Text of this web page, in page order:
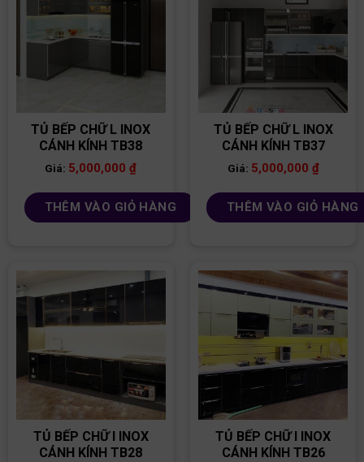
TỦ BẾP CHỮ L INOX
CÁNH KÍNH TB38
Giá: 5,000,000₫
THÊM VÀO GIỎ HÀNG
TỦ BẾP CHỮ L INOX
CÁNH KÍNH TB37
Giá: 5,000,000 ₫
THÊM VÀO GIỎ HÀNG
TỦ BẾP CHỮ I INOX
CÁNH KÍNH TB28
TỦ BẾP CHỮ I INOX
CÁNH KÍNH TB26